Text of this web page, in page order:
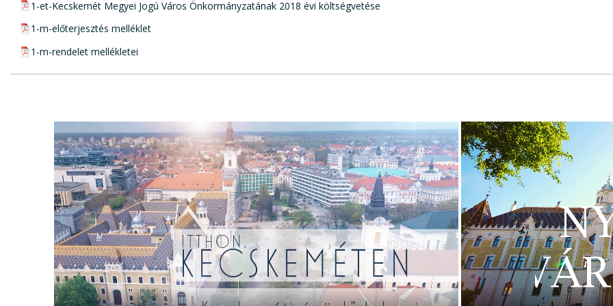
pdf csatolmány:
1-et-Kecskemét Megyei Jogú Város Önkormányzatának 2018 évi költségvetése
pdf csatolmány:
1-m-előterjesztés melléklet
pdf csatolmány:
1-m-rendelet mellékletei